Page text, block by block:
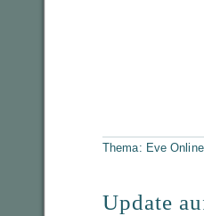
Thema: Eve Online
Update